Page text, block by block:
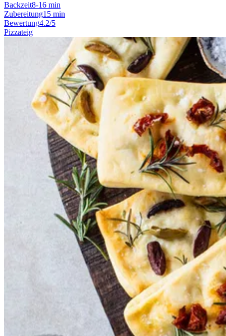
Backzeit8-16 min
Zubereitung15 min
Bewertung4.2/5
Pizzateig